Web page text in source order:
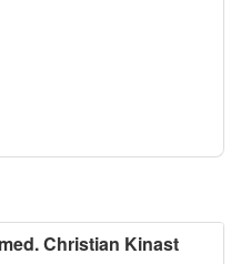
Christian Kinast